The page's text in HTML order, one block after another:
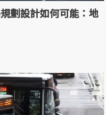
劃設計如何可能：地